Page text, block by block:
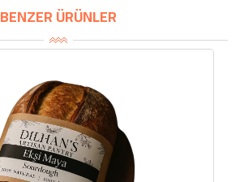
BENZER ÜRÜNLER
SEPETE EKLE